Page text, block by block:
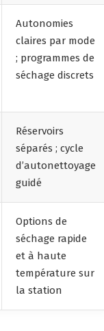
Autonomies
claires par mode
; programmes de
séchage discrets
Réservoirs
séparés ; cycle
d’autonettoyage
guidé
Options de
séchage rapide
et à haute
température sur
la station